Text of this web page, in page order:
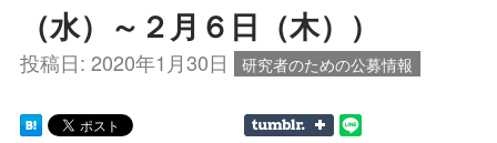
（水）～２月６日（木））
投稿日: 2020年1月30日 研究者のための公募情報